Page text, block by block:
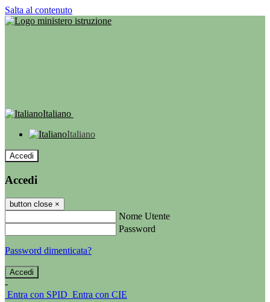
Salta al contenuto
Italiano
Italiano
Accedi
Accedi
button close ×
Nome Utente
Password
Password dimenticata?
-
Entra con SPID Entra con CIE